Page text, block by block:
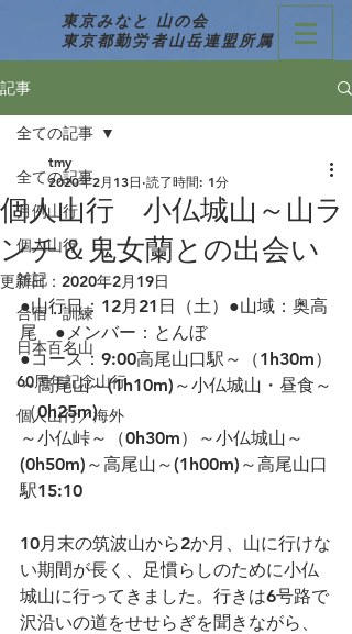
東京みなと 山の会
東京都勤労者山岳連盟所属
記事
全ての記事
月例山行
個人山行
雑記
合宿・訓練
日本百名山
60周年記念山行
個人山行／海外
全ての記事
個人山行 小仏城山～山ラ
ンチ＆鬼女蘭との出会い
tmy
2020年2月13日 読了時間: 1分
更新日： 2020年2月19日
●山行日：12月21日（土）●山域：奥高
尾　●メンバー：とんぼ
●コース：9:00高尾山口駅～（1h30m）
～高尾山～(1h10m)～小仏城山・昼食～
（0h25m)
～小仏峠～（0h30m）～小仏城山～
(0h50m)～高尾山～(1h00m)～高尾山口
駅15:10
10月末の筑波山から2か月、山に行けな
い期間が長く、足慣らしのために小仏
城山に行ってきました。行きは6号路で
沢沿いの道をせせらぎを聞きながら、